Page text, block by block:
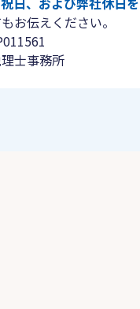
お伝えください。
士事務所